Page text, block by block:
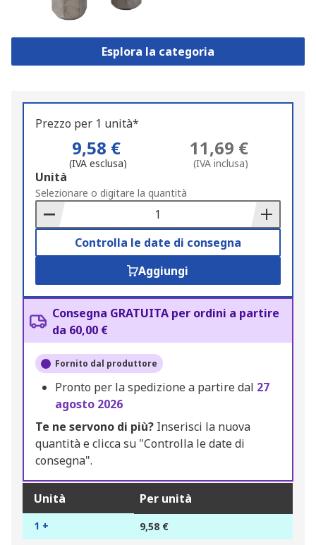
Esplora la categoria
Prezzo per 1 unità*
9,58 €
(IVA esclusa)
11,69 €
(IVA inclusa)
Add
to
Basket
Unità
Selezionare o digitare la quantità
Controlla le date di consegna
Aggiungi
Consegna GRATUITA per ordini a partire
da 60,00 €
Fornito dal produttore
Pronto per la spedizione a partire dal 27
agosto 2026
Te ne servono di più? Inserisci la nuova
quantità e clicca su "Controlla le date di
consegna".
Unità Per unità
1 + 9,58 €